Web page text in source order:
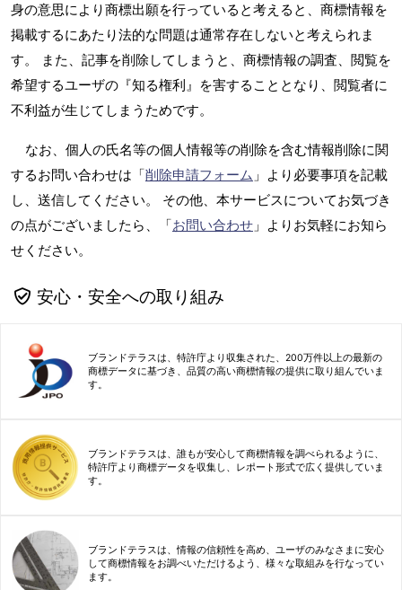
身の意思により商標出願を行っていると考えると、商標情報を
掲載するにあたり法的な問題は通常存在しないと考えられま
す。 また、記事を削除してしまうと、商標情報の調査、閲覧を
希望するユーザの『知る権利』を害することとなり、閲覧者に
不利益が生じてしまうためです。
なお、個人の氏名等の個人情報等の削除を含む情報削除に関
するお問い合わせは「削除申請フォーム 」より必要事項を記載
し、送信してください。 その他、本サービスについてお気づき
の点がございましたら、「お問い合わせ 」よりお気軽にお知ら
せください。
安心・安全への取り組み
ブランドテラスは、特許庁より収集された、200万件以上の最新の
商標データに基づき、品質の高い商標情報の提供に取り組んでいま
す。
ブランドテラスは、誰もが安心して商標情報を調べられるように、
特許庁より商標データを収集し、レポート形式で広く提供していま
す。
ブランドテラスは、情報の信頼性を高め、ユーザのみなさまに安心
して商標情報をお調べいただけるよう、様々な取組みを行なってい
ます。